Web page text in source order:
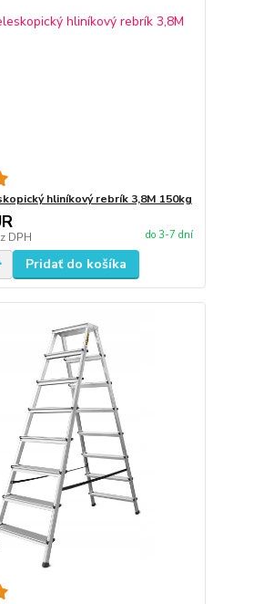
hliníkový rebrík 3,8M 150kg
DPH do 3-7 dní
Pridať do košíka